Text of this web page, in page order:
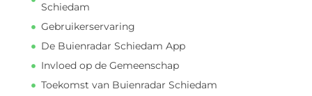
Schiedam
Gebruikerservaring
De Buienradar Schiedam App
Invloed op de Gemeenschap
Toekomst van Buienradar Schiedam